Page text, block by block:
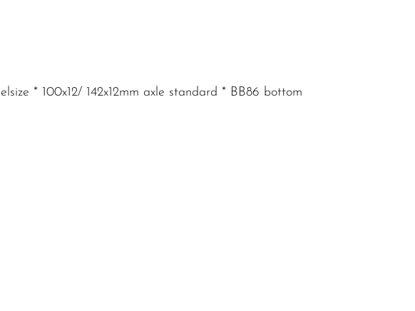
* 100x12/ 142x12mm axle standard * BB86 bottom